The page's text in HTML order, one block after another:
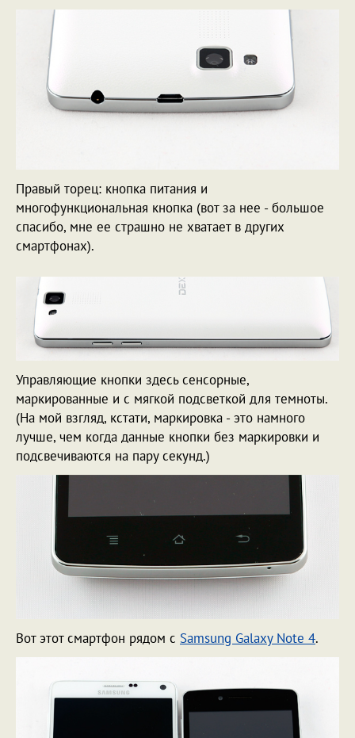
Правый торец: кнопка питания и
многофункциональная кнопка (вот за нее - большое
спасибо, мне ее страшно не хватает в других
смартфонах).
Управляющие кнопки здесь сенсорные,
маркированные и с мягкой подсветкой для темноты.
(На мой взгляд, кстати, маркировка - это намного
лучше, чем когда данные кнопки без маркировки и
подсвечиваются на пару секунд.)
Вот этот смартфон рядом с Samsung Galaxy Note 4.